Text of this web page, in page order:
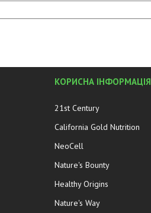
КОРИСНА ІНФОРМАЦІЯ
21st Century
California Gold Nutrition
NeoCell
Nature's Bounty
Healthy Origins
Nature's Way